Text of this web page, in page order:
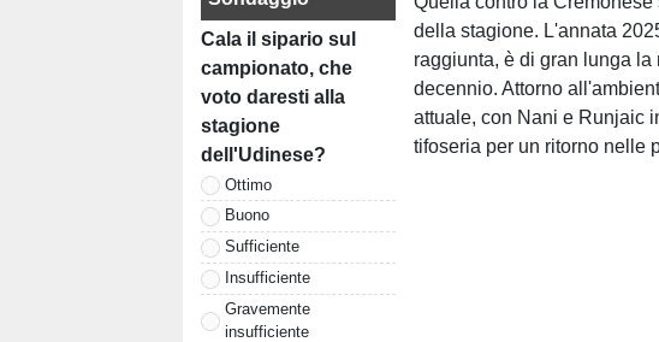
Cala il sipario sul
campionato, che
voto daresti alla
stagione
dell'Udinese?
Ottimo
Buono
Sufficiente
Insufficiente
Gravemente
insufficiente
della stagione. L'annata
raggiunta, è di gran lunga
decennio. Attorno
attuale, con Nani e Runjaic
tifoseria per un ritorno nelle